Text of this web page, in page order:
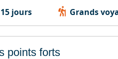
jours Grands
points forts